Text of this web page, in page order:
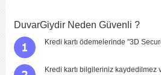
DuvarGiydir Neden Güvenli ?
Kredi kartı ödemelerinde "3D
Kredi kartı bilgileriniz